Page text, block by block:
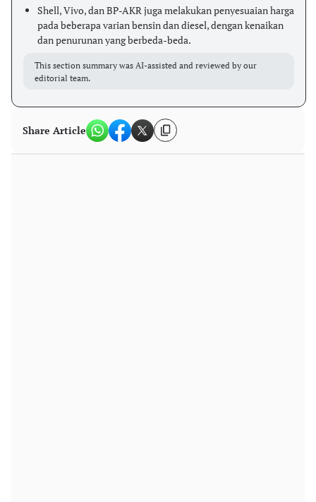
Shell, Vivo, dan BP-AKR juga melakukan penyesuaian harga
pada beberapa varian bensin dan diesel, dengan kenaikan
dan penurunan yang berbeda-beda.
This section summary was AI-assisted and reviewed by our
editorial team.
Share Article